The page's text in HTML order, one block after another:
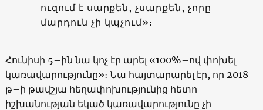
ուզում է սարքեն, չսարքեն, չորը
մարդուն չի կպչում»։
Հունիսի 5–ին նա կոչ էր արել «100%–ով փոխել
կառավարությունը»։ Նա հայտարարել էր, որ 2018
թ–ի թավշյա հեղափոխությունից հետո
իշխանության եկած կառավարությունը չի